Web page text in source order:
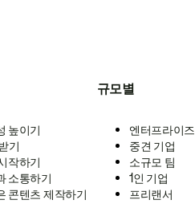
높이기
기
작하기
소통하기
콘텐츠 제작하기
규모별
엔터프라이즈
중견 기업
소규모 팀
1인 기업
프리랜서